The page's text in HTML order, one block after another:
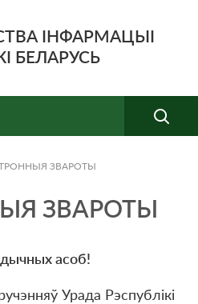
ІНФАРМАЦЫІ
БЕЛАРУСЬ
ЗВАРОТЫ
ЗВАРОТЫ
асоб!
Урада Рэспублікі